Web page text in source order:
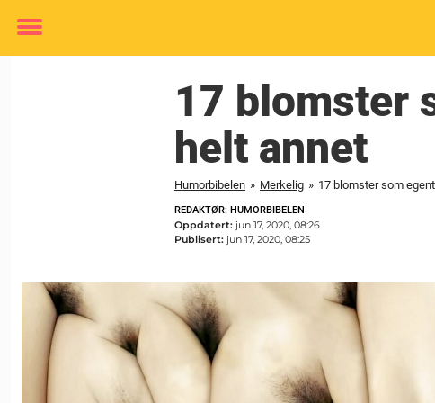
Toggle
17 blomster
helt annet
Humorbibelen » Merkelig » 17 blomster som
REDAKTØR: HUMORBIBELEN
Oppdatert: jun 17, 2020, 08:26
Publisert: jun 17, 2020, 08:25